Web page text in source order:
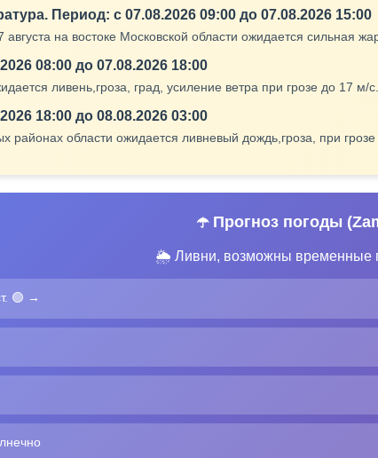
Период: с 07.08.2026 09:00 до 07.08.2026 15:00
на востоке Московской области ожидается сильная
08:00 до 07.08.2026 18:00
ливень,гроза, град, усиление ветра при грозе до 17 м/с.
18:00 до 08.08.2026 03:00
районах области ожидается ливневый дождь,гроза, при
☂️ Прогноз погоды
🌦 Ливни, возможны временные
🟢 →